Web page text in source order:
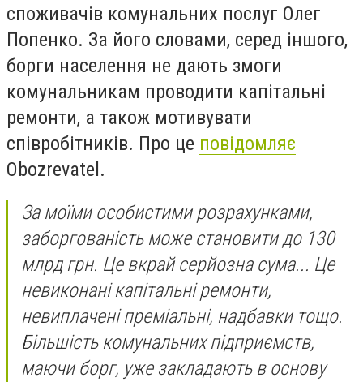
споживачів комунальних послуг Олег
Попенко. За його словами, серед іншого,
борги населення не дають змоги
комунальникам проводити капітальні
ремонти, а також мотивувати
співробітників. Про це повідомляє
Obozrevatel.
За моїми особистими розрахунками,
заборгованість може становити до 130
млрд грн. Це вкрай серйозна сума... Це
невиконані капітальні ремонти,
невиплачені преміальні, надбавки тощо.
Більшість комунальних підприємств,
маючи борг, уже закладають в основу